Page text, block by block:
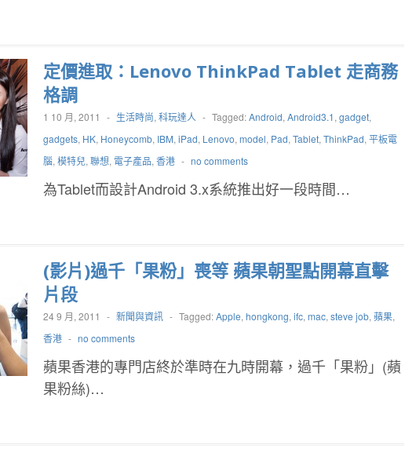
定價進取：Lenovo ThinkPad Tablet 走商務
格調
1 10 月, 2011 - 生活時尚, 科玩達人 - Tagged:Android, Android3.1, gadget,
gadgets, HK, Honeycomb, IBM, iPad, Lenovo, model, Pad, Tablet, ThinkPad, 平板電
腦, 模特兒, 聯想, 電子產品, 香港 - no comments
為Tablet而設計Android 3.x系統推出好一段時間…
(影片)過千「果粉」喪等 蘋果朝聖點開幕直擊
片段
24 9 月, 2011 - 新聞與資訊 - Tagged:Apple, hongkong, ifc, mac, steve job, 蘋果,
香港 - no comments
蘋果香港的專門店終於準時在九時開幕，過千「果粉」(蘋
果粉絲)…